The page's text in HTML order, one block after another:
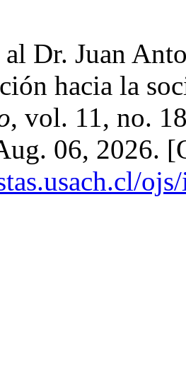
Dr. Juan
hacia la
, vol. 11, no.
06, 2026.